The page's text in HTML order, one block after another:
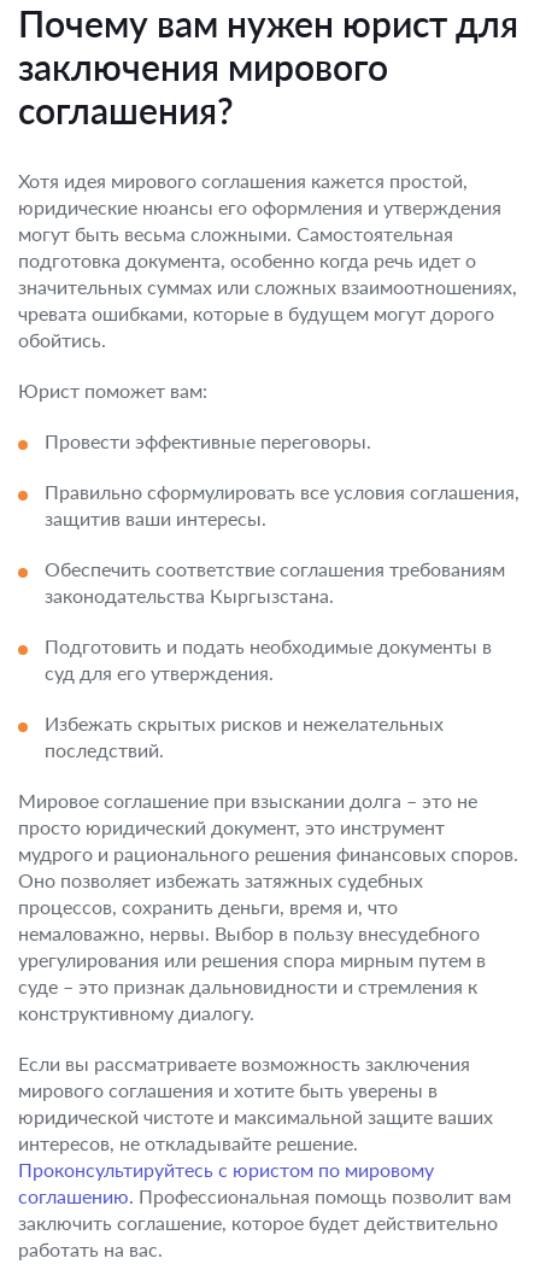
Почему вам нужен юрист для
заключения мирового
соглашения?
Хотя идея мирового соглашения кажется простой,
юридические нюансы его оформления и утверждения
могут быть весьма сложными. Самостоятельная
подготовка документа, особенно когда речь идет о
значительных суммах или сложных взаимоотношениях,
чревата ошибками, которые в будущем могут дорого
обойтись.
Юрист поможет вам:
Провести эффективные переговоры.
Правильно сформулировать все условия соглашения,
защитив ваши интересы.
Обеспечить соответствие соглашения требованиям
законодательства Кыргызстана.
Подготовить и подать необходимые документы в
суд для его утверждения.
Избежать скрытых рисков и нежелательных
последствий.
Мировое соглашение при взыскании долга – это не
просто юридический документ, это инструмент
мудрого и рационального решения финансовых споров.
Оно позволяет избежать затяжных судебных
процессов, сохранить деньги, время и, что
немаловажно, нервы. Выбор в пользу внесудебного
урегулирования или решения спора мирным путем в
суде – это признак дальновидности и стремления к
конструктивному диалогу.
Если вы рассматриваете возможность заключения
мирового соглашения и хотите быть уверены в
юридической чистоте и максимальной защите ваших
интересов, не откладывайте решение.
Проконсультируйтесь с юристом по мировому
соглашению. Профессиональная помощь позволит вам
заключить соглашение, которое будет действительно
работать на вас.